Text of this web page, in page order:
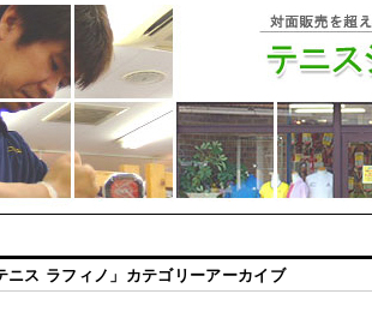
ニス ラフィノ 」カテゴリーアーカイブ